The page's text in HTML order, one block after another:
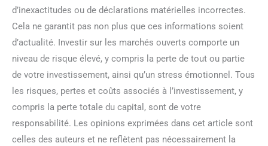
d’inexactitudes ou de déclarations matérielles incorrectes.
Cela ne garantit pas non plus que ces informations soient
d’actualité. Investir sur les marchés ouverts comporte un
niveau de risque élevé, y compris la perte de tout ou partie
de votre investissement, ainsi qu’un stress émotionnel. Tous
les risques, pertes et coûts associés à l’investissement, y
compris la perte totale du capital, sont de votre
responsabilité. Les opinions exprimées dans cet article sont
celles des auteurs et ne reflètent pas nécessairement la